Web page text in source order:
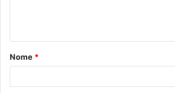
Nome *